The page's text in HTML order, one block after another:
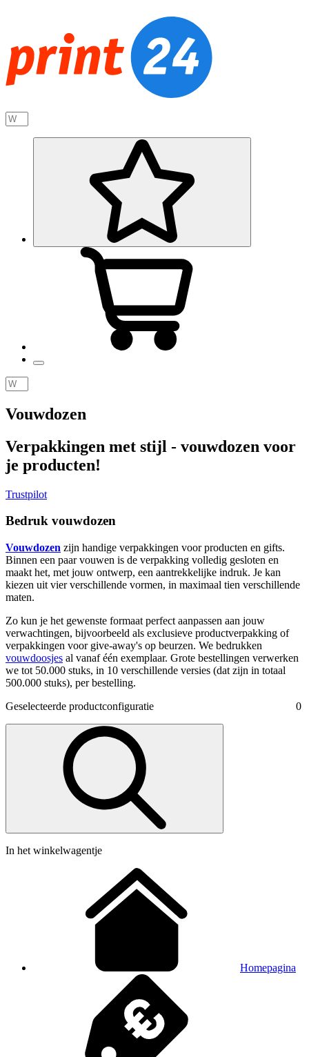
Vouwdozen
Verpakkingen met stijl - vouwdozen voor
je producten!
Trustpilot
Bedruk vouwdozen
Vouwdozen zijn handige verpakkingen voor producten en gifts.
Binnen een paar vouwen is de verpakking volledig gesloten en
maakt het, met jouw ontwerp, een aantrekkelijke indruk. Je kan
kiezen uit vier verschillende vormen, in maximaal tien verschillende
maten.
Zo kun je het gewenste formaat perfect aanpassen aan jouw
verwachtingen, bijvoorbeeld als exclusieve productverpakking of
verpakkingen voor give-away's op beurzen. We bedrukken
vouwdoosjes al vanaf één exemplaar. Grote bestellingen verwerken
we tot 50.000 stuks, in 10 verschillende versies (dat zijn in totaal
500.000 stuks), per bestelling.
Geselecteerde productconfiguratie
In het winkelwagentje
Homepagina
0